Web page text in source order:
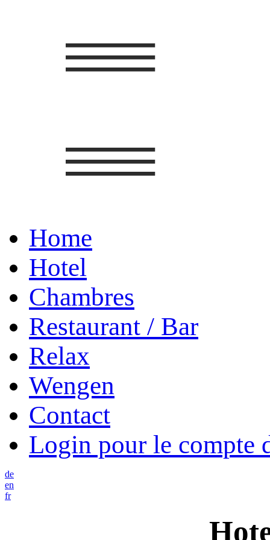
Home
Hotel
Chambres
Restaurant / Bar
Relax
Wengen
Contact
Login pour le compte
de
en
fr